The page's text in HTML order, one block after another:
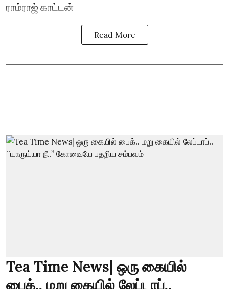
ராம்ராஜ் காட்டன்
Read More
Tea Time News| ஒரு கையில்
பைக்.. மறு கையில் லேப்டாப்..